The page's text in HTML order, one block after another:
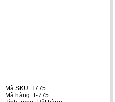
Mã SKU: T775
Mã hàng: T-775